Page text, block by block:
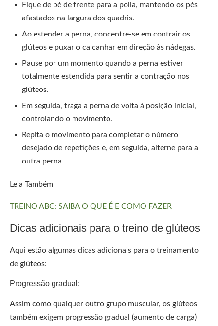
Fique de pé de frente para a polia, mantendo os pés
afastados na largura dos quadris.
Ao estender a perna, concentre-se em contrair os
glúteos e puxar o calcanhar em direção às nádegas.
Pause por um momento quando a perna estiver
totalmente estendida para sentir a contração nos
glúteos.
Em seguida, traga a perna de volta à posição inicial,
controlando o movimento.
Repita o movimento para completar o número
desejado de repetições e, em seguida, alterne para a
outra perna.
Leia Também:
TREINO ABC: SAIBA O QUE É E COMO FAZER
Dicas adicionais para o treino de glúteos
Aqui estão algumas dicas adicionais para o treinamento
de glúteos:
Progressão gradual:
Assim como qualquer outro grupo muscular, os glúteos
também exigem progressão gradual (aumento de carga)